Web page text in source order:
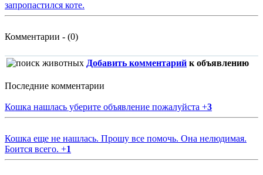
запропастился коте.
Комментарии - (0)
Добавить комментарий к объявлению
Последние комментарии
Кошка нашлась уберите объявление пожалуйста +3
Кошка еще не нашлась. Прошу все помочь. Она нелюдимая.
Боится всего. +1